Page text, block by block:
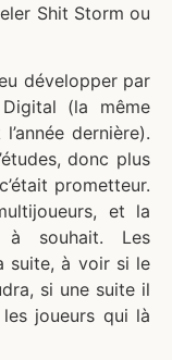
Shit Storm ou
développer par
(la même
dernière).
donc plus
prometteur.
et la
à souhait. Les
suite, à voir si le
si une suite il
joueurs qui là